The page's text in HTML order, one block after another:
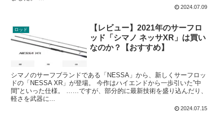
2024.07.09
ロッド
【レビュー】2021年のサーフロ
ッド「シマノ ネッサXR」は買い
なのか？【おすすめ】
シマノのサーフブランドである「NESSA」から、新しくサーフロッ
ドの「NESSA XR」が登場。 今作はハイエンドから一歩引いた”中
間”といった仕様。 ……ですが、部分的に最新技術を盛り込んだり、
軽さを武器に...
2024.07.15